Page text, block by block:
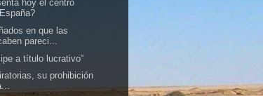
hoy el centro
en que las
pareci...
a título lucrativo”
su prohibición